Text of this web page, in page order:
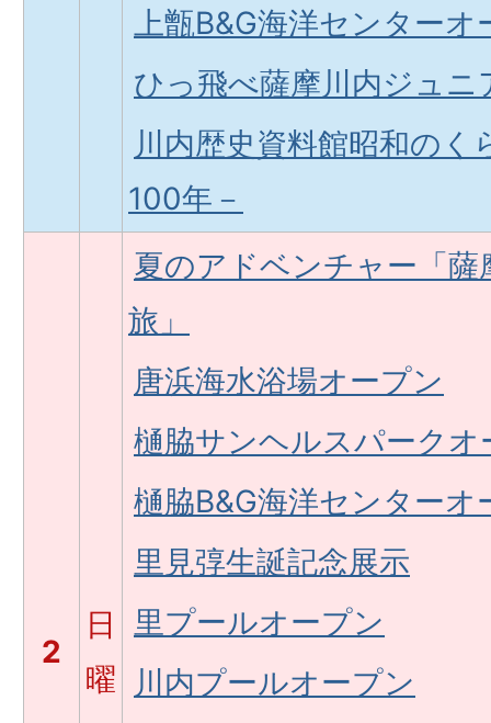
上甑B&G海洋センターオ
ひっ飛べ薩摩川内ジュニ
川内歴史資料館昭和のく
100年－
2
日
曜
夏のアドベンチャー「
旅」
唐浜海水浴場オープン
樋脇サンヘルスパークオ
樋脇B&G海洋センターオ
里見弴生誕記念展示
里プールオープン
川内プールオープン